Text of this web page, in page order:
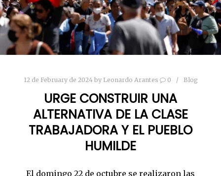
12 de February de 2024by Leonardo Arantes 0 Blog
URGE CONSTRUIR UNA
ALTERNATIVA DE LA CLASE
TRABAJADORA Y EL PUEBLO
HUMILDE
El domingo 22 de octubre se realizaron las